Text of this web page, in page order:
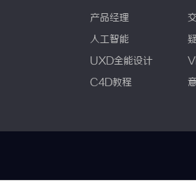
产品经理
人工智能
UXD全能设计
C4D教程